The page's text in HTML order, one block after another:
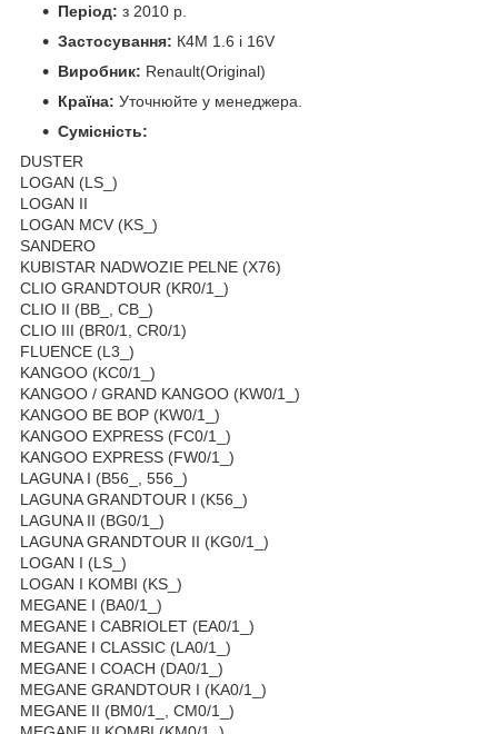
Період: з 2010 р.
Застосування: К4М 1.6 i 16V
Виробник: Renault(Original)
Країна: Уточнюйте у менеджера.
Сумісність:
DUSTER
LOGAN (LS_)
LOGAN II
LOGAN MCV (KS_)
SANDERO
KUBISTAR NADWOZIE PELNE (X76)
CLIO GRANDTOUR (KR0/1_)
CLIO II (BB_, CB_)
CLIO III (BR0/1, CR0/1)
FLUENCE (L3_)
KANGOO (KC0/1_)
KANGOO / GRAND KANGOO (KW0/1_)
KANGOO BE BOP (KW0/1_)
KANGOO EXPRESS (FC0/1_)
KANGOO EXPRESS (FW0/1_)
LAGUNA I (B56_, 556_)
LAGUNA GRANDTOUR I (K56_)
LAGUNA II (BG0/1_)
LAGUNA GRANDTOUR II (KG0/1_)
LOGAN I (LS_)
LOGAN I KOMBI (KS_)
MEGANE I (BA0/1_)
MEGANE I CABRIOLET (EA0/1_)
MEGANE I CLASSIC (LA0/1_)
MEGANE I COACH (DA0/1_)
MEGANE GRANDTOUR I (KA0/1_)
MEGANE II (BM0/1_, CM0/1_)